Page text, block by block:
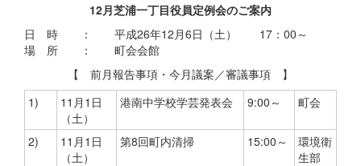
さ
つ
き
る
街。
12月芝浦一丁目役員定例会のご案内
日 時 ： 平成26年12月6日（土） 17：00～
場 所 ： 町会会館
【 前月報告事項・今月議案／審議事項 】
1)
11月1日
（土）
港南中学校学芸発表会 9:00～ 町会
2)
11月1日
（土）
第8回町内清掃 15:00～
環境衛
生部